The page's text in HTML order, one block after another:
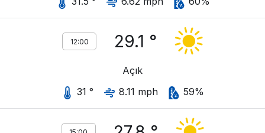
12:00 29.1 °
Açık
31 °
8.11 mph 59%